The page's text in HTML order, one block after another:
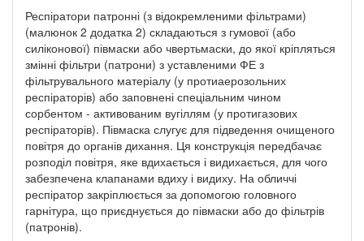
Респіратори патронні (з відокремленими фільтрами)
(малюнок 2 додатка 2) складаються з гумової (або
силіконової) півмаски або чвертьмаски, до якої кріпляться
змінні фільтри (патрони) з уставленими ФЕ з
фільтрувального матеріалу (у протиаерозольних
респіраторів) або заповнені спеціальним чином
сорбентом - активованим вугіллям (у протигазових
респіраторів). Півмаска слугує для підведення очищеного
повітря до органів дихання. Ця конструкція передбачає
розподіл повітря, яке вдихається і видихається, для чого
забезпечена клапанами вдиху і видиху. На обличчі
респіратор закріплюється за допомогою головного
гарнітура, що приєднується до півмаски або до фільтрів
(патронів).